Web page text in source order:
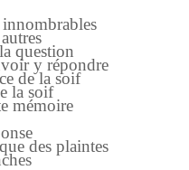
question
répondre
de la soif
soif
des plaintes